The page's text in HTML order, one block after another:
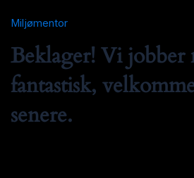
Miljømentor
Beklager! Vi jobber
fantastisk,
senere.